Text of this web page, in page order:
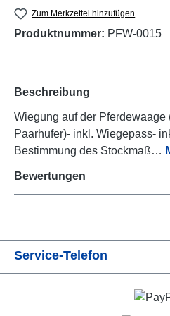
Zum Merkzettel hinzufügen
Produktnummer: PFW-0015
Beschreibung
Wiegung auf der Pferdewaage
Paarhufer)- inkl. Wiegepass-
Bestimmung des Stockmaß…
Bewertungen
Service-Telefon